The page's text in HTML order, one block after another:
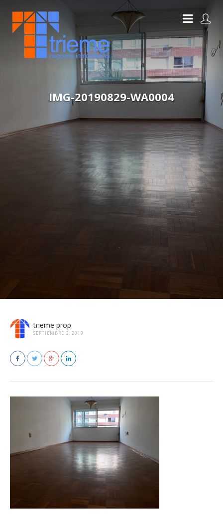
IMG-20190829-WA0004
trieme prop
SEPTIEMBRE 3, 2019